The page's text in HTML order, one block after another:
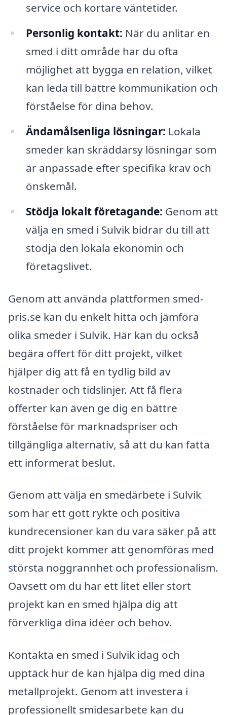
service och kortare väntetider.
Personlig kontakt: När du anlitar en
smed i ditt område har du ofta
möjlighet att bygga en relation, vilket
kan leda till bättre kommunikation och
förståelse för dina behov.
Ändamålsenliga lösningar: Lokala
smeder kan skräddarsy lösningar som
är anpassade efter specifika krav och
önskemål.
Stödja lokalt företagande: Genom att
välja en smed i Sulvik bidrar du till att
stödja den lokala ekonomin och
företagslivet.
Genom att använda plattformen smed-
pris.se kan du enkelt hitta och jämföra
olika smeder i Sulvik. Här kan du också
begära offert för ditt projekt, vilket
hjälper dig att få en tydlig bild av
kostnader och tidslinjer. Att få flera
offerter kan även ge dig en bättre
förståelse för marknadspriser och
tillgängliga alternativ, så att du kan fatta
ett informerat beslut.
Genom att välja en smedärbete i Sulvik
som har ett gott rykte och positiva
kundrecensioner kan du vara säker på att
ditt projekt kommer att genomföras med
största noggrannhet och professionalism.
Oavsett om du har ett litet eller stort
projekt kan en smed hjälpa dig att
förverkliga dina idéer och behov.
Kontakta en smed i Sulvik idag och
upptäck hur de kan hjälpa dig med dina
metallprojekt. Genom att investera i
professionellt smidesarbete kan du